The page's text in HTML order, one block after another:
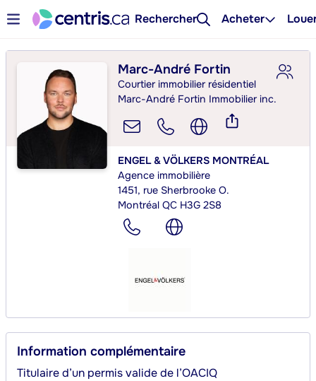
Rechercher Acheter
Marc-André Fortin
Courtier immobilier résidentiel
Marc-André Fortin Immobilier inc.
ENGEL & VÖLKERS MONTRÉAL
Agence immobilière
1451, rue Sherbrooke O.
Montréal QC H3G 2S8
Information complémentaire
Titulaire d’un permis valide de l’OACIQ